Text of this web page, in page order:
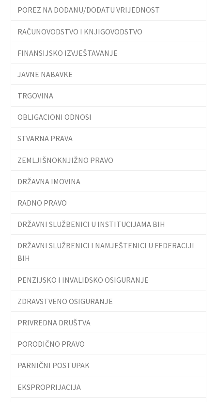
POREZ NA DODANU/DODATU VRIJEDNOST
RAČUNOVODSTVO I KNJIGOVODSTVO
FINANSIJSKO IZVJEŠTAVANJE
JAVNE NABAVKE
TRGOVINA
OBLIGACIONI ODNOSI
STVARNA PRAVA
ZEMLJIŠNOKNJIŽNO PRAVO
DRŽAVNA IMOVINA
RADNO PRAVO
DRŽAVNI SLUŽBENICI U INSTITUCIJAMA BIH
DRŽAVNI SLUŽBENICI I NAMJEŠTENICI U FEDERACIJI
BIH
PENZIJSKO I INVALIDSKO OSIGURANJE
ZDRAVSTVENO OSIGURANJE
PRIVREDNA DRUŠTVA
PORODIČNO PRAVO
PARNIČNI POSTUPAK
EKSPROPRIJACIJA